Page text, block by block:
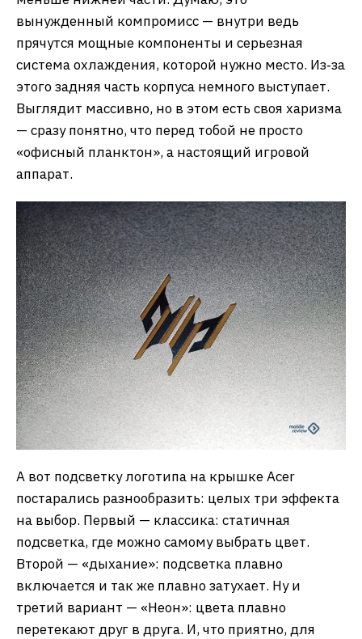
вынужденный компромисс — внутри ведь
прячутся мощные компоненты и серьезная
система охлаждения, которой нужно место. Из‑за
этого задняя часть корпуса немного выступает.
Выглядит массивно, но в этом есть своя харизма
— сразу понятно, что перед тобой не просто
«офисный планктон», а настоящий игровой
аппарат.
А вот подсветку логотипа на крышке Acer
постарались разнообразить: целых три эффекта
на выбор. Первый — классика: статичная
подсветка, где можно самому выбрать цвет.
Второй — «дыхание»: подсветка плавно
включается и так же плавно затухает. Ну и
третий вариант — «Неон»: цвета плавно
перетекают друг в друга. И, что приятно, для